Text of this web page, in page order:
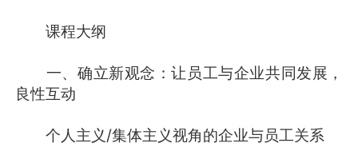
课程大纲
一、确立新观念：让员工与企业共同发展，
良性互动
个人主义/集体主义视角的企业与员工关系